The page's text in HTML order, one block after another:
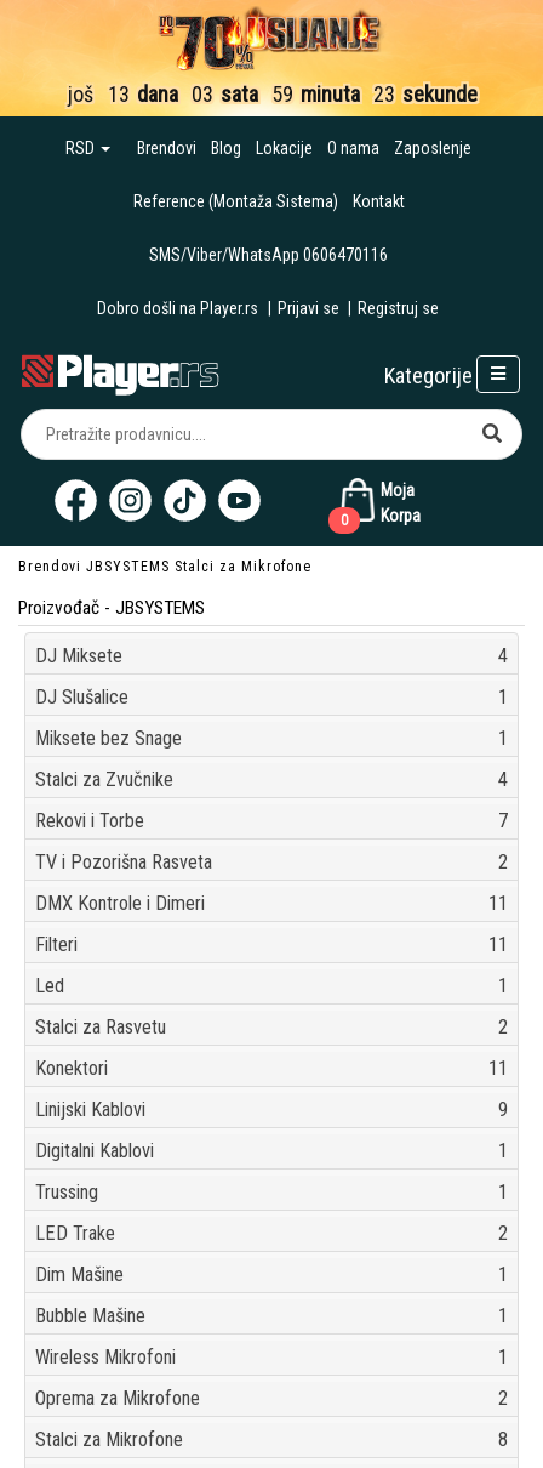
još 13 dana 03 sata 59 minuta 22 sekunde
RSD Brendovi Blog Lokacije O nama Zaposlenje
Reference (Montaža Sistema) Kontakt
SMS/Viber/WhatsApp 0606470116
Dobro došli na Player.rs Prijavi se Registruj se
Moja
Korpa
0
Kategorije
Brendovi JBSYSTEMS Stalci za Mikrofone
Proizvođač - JBSYSTEMS
DJ Miksete
4
DJ Slušalice
1
Miksete bez Snage
1
Stalci za Zvučnike
4
Rekovi i Torbe
7
TV i Pozorišna Rasveta
2
DMX Kontrole i Dimeri
11
Filteri
11
Led
1
Stalci za Rasvetu
2
Konektori
11
Linijski Kablovi
9
Digitalni Kablovi
1
Trussing
1
LED Trake
2
Dim Mašine
1
Bubble Mašine
1
Wireless Mikrofoni
1
Oprema za Mikrofone
2
Stalci za Mikrofone
8